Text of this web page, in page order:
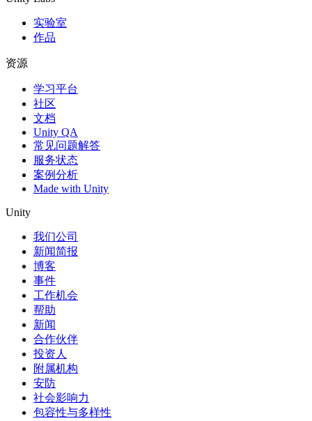
实验室
作品
资源
学习平台
社区
文档
Unity QA
常见问题解答
服务状态
案例分析
Made with Unity
Unity
我们公司
新闻简报
博客
事件
工作机会
帮助
新闻
合作伙伴
投资人
附属机构
安防
社会影响力
包容性与多样性